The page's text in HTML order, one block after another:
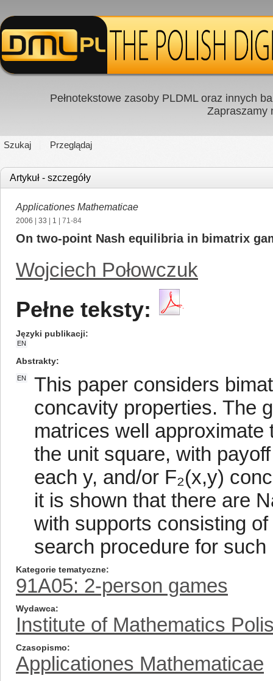
Pełnotekstowe zasoby PLDML oraz innych
Zapraszamy
Szukaj Przeglądaj
Artykuł - szczegóły
Applicationes Mathematicae
2006 33 1 | 71-84
On two-point Nash equilibria in bimatrix
Wojciech Połowczuk
Pełne teksty:
Języki publikacji
EN
Abstrakty
EN
This paper considers
concavity properties. The
matrices well
the unit square, with
each y, and/or F₂(x,y)
it is shown that there are
with supports consisting
search procedure for
Kategorie tematyczne
91A05: 2-person games
Wydawca
Institute of Mathematics
Czasopismo
Applicationes Mathematicae